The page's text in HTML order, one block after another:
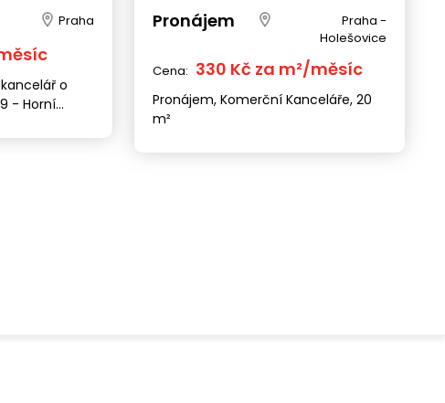
Praha
o
- Horní
Pronájem
Praha -
Holešovice
Cena: 330 Kč za m²/měsíc
Pronájem, Komerční Kanceláře, 20
m²